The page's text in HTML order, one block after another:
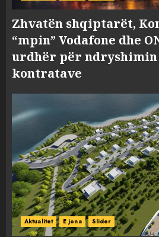
Zhvatën shqiptarët,
“mpin” Vodafone dhe
urdhër për ndryshimin
kontratave
Aktualitet E jona Slider